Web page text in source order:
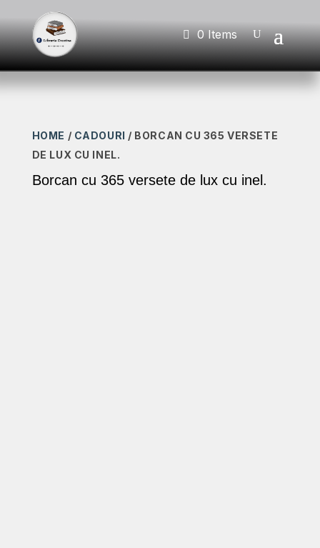
0 Items
HOME / CADOURI / BORCAN CU 365 VERSETE
DE LUX CU INEL.
Borcan cu 365 versete de lux cu inel.